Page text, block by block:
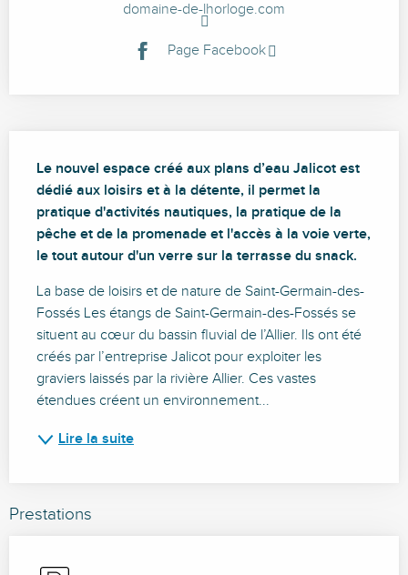
domaine-de-lhorloge.com
Page Facebook
Le nouvel espace créé aux plans d’eau Jalicot est
dédié aux loisirs et à la détente, il permet la
pratique d'activités nautiques, la pratique de la
pêche et de la promenade et l'accès à la voie verte,
le tout autour d'un verre sur la terrasse du snack.
La base de loisirs et de nature de Saint-Germain-des-
Fossés Les étangs de Saint-Germain-des-Fossés se
situent au cœur du bassin fluvial de l’Allier. Ils ont été
créés par l’entreprise Jalicot pour exploiter les
graviers laissés par la rivière Allier. Ces vastes
étendues créent un environnement...
Lire la suite
Prestations